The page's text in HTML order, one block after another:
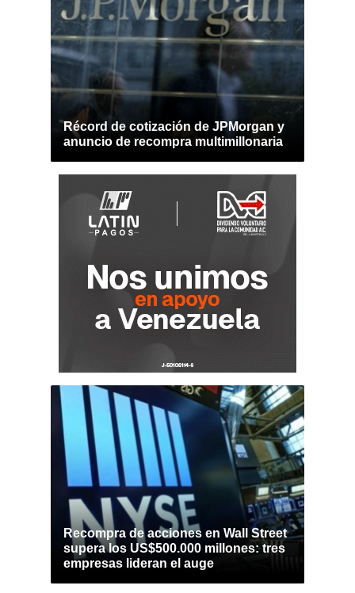
Récord de cotización de JPMorgan y
anuncio de recompra multimillonaria
Recompra de acciones en Wall Street
supera los US$500.000 millones: tres
empresas lideran el auge